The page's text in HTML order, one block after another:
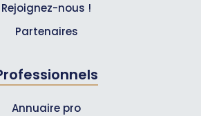
Rejoignez-nous !
Partenaires
Annuaire pro